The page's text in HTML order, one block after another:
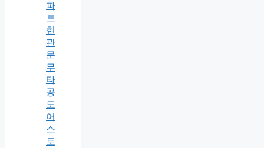
파
트
현
관
문
무
타
공
도
어
스
토